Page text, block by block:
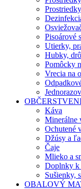
Pisoárové
Utierky,
Hubky,
Pomôcky
Vrecia na
Káva
Minerálne
Ochutené
Džúsy a
Čaje
Mlieko a
Doplnky k
Sušienky,
OBALOVÝ